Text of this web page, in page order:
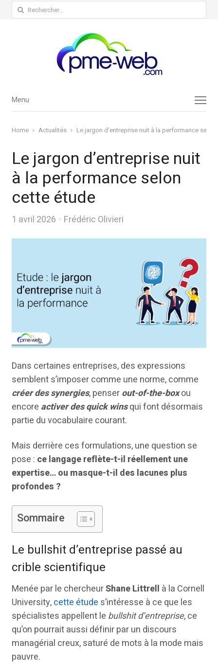
Rechercher :
Menu
Menu
Home Actualités Le jargon d’entreprise nuit à la performance
Le jargon d’entreprise nuit
à la performance selon
cette étude
1 avril 2026 Author
Frédéric Olivieri
Dans certaines entreprises, des expressions
semblent s’imposer comme une norme, comme
créer des synergies, penserout-of-the-boxou
encore activer des quick winsqui font désormais
partie du vocabulaire courant.
Mais derrière ces formulations, une question se
pose : ce langage reflète-t-il réellement une
expertise… ou masque-t-il des lacunes plus
profondes ?
Sommaire
Le bullshit d’entreprise passé au
crible scientifique
Menée par le chercheurShane Littrell à la Cornell
University,cette étude s’intéresse à ce que les
spécialistes appellent le bullshit d’entreprise, ce
qu’on pourrait aussi définir par un discours
managérial creux, saturé de mots à la mode mais
pauvre.